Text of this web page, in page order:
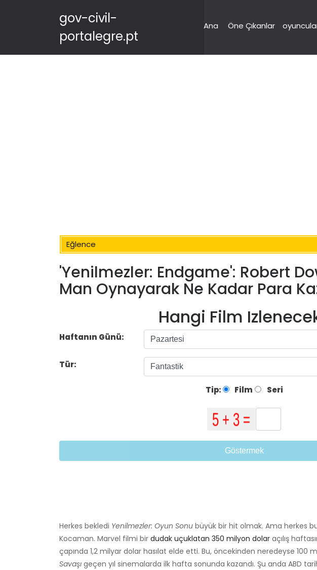
gov-civil-
portalegre.pt
Ana Öne Çıkanlar
Eğlence
'Yenilmezler: Endgame': Robert
Man Oynayarak Ne Kadar Para
Hangi Film
Haftanın Günü:
Tür:
Tip: Film Seri
Göstermek
Herkes bekledi Yenilmezler: Oyun Sonu büyük bir hit olmak. Ama herkes
Kocaman. Marvel filmi bir dudak uçuklatan 350 milyon dolar açılış
çapında 1,2 milyar dolar hasılat elde etti. Bu, öncekinden neredeyse 100
Savaşı geçen yıl sinemalarda ilk hafta sonunda kazandı. Şu anda ABD